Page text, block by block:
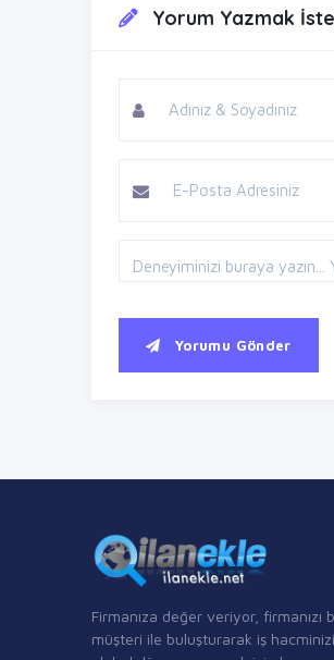
Yorum Yazmak
Yorumu Gönder
Firmanıza değer veriyor, firmanızı
müşteri ile buluşturarak iş